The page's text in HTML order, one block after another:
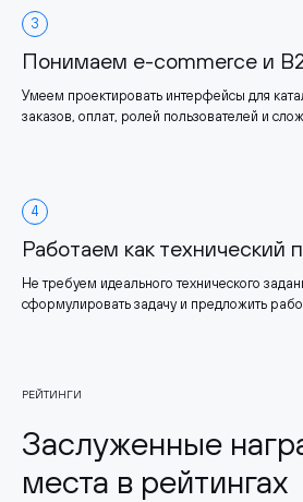
3
Понимаем e-commerce и
Умеем проектировать интерфейсы для
заказов, оплат, ролей пользователей и
4
Работаем как технический
Не требуем идеального технического
сформулировать задачу и предложить
РЕЙТИНГИ
Заслуженные
места в рейтингах